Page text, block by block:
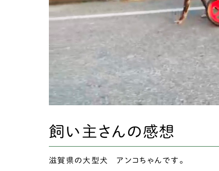
飼い主さんの感想
滋賀県の大型犬 アンコちゃんです。